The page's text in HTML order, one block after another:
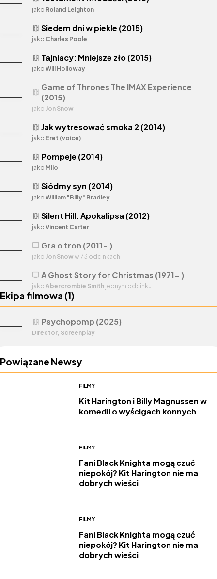
theaters Silent Hill: Apokalipsa (2012)
jako Vincent Carter
theaters Jak wytresować smoka 2 (2014)
jako Eret (voice)
theaters Pompeje (2014)
jako Milo
theaters Siódmy syn (2014)
jako William "Billy" Bradley
jako Roland Leighton
theaters Siedem dni w piekle (2015)
jako Charles Poole
theaters Tajniacy: Mniejsze zło (2015)
jako Will Holloway
theaters Game of Thrones The IMAX Experience
(2015)
jako Jon Snow
tv Gra o tron (2011- )
jako Jon Snow w 73 odcinkach
tv A Ghost Story for Christmas (1971- )
jako Abercrombie Smith jednym odcinku
Ekipa filmowa (1)
theaters Psychopomp (2025)
Director, Screenplay
Powiązane Newsy
FILMY
Kit Harington i Billy Magnussen w
komedii o wyścigach konnych
FILMY
Fani Black Knighta mogą czuć
niepokój? Kit Harington nie ma
dobrych wieści
FILMY
Fani Black Knighta mogą czuć
niepokój? Kit Harington nie ma
dobrych wieści